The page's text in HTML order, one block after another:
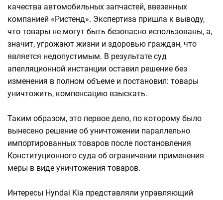
качества автомобильных запчастей, ввезенных
компанией «Ристенд». Экспертиза пришла к выводу,
что товары не могут быть безопасно использованы, а,
значит, угрожают жизни и здоровью граждан, что
является недопустимым. В результате суд
апелляционной инстанции оставил решение без
изменения в полном объеме и постановил: товары
уничтожить, компенсацию взыскать.
Таким образом, это первое дело, по которому было
вынесено решение об уничтожении параллельно
импортированных товаров после постановления
Конституционного суда об ограничении применения
меры в виде уничтожения товаров.
Интересы Hyndai Kia представляли управляющий